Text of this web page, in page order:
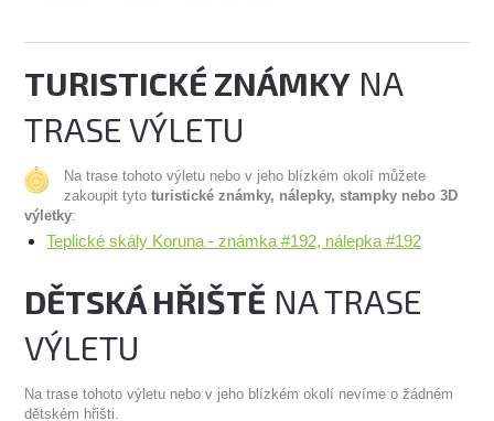
TURISTICKÉ ZNÁMKY NA
TRASE VÝLETU
Na trase tohoto výletu nebo v jeho blízkém okolí můžete
zakoupit tytoturistické známky, nálepky, stampky nebo 3D
výletky:
Teplické skály Koruna - známka #192, nálepka #192
DĚTSKÁ HŘIŠTĚ NA TRASE
VÝLETU
Na trase tohoto výletu nebo v jeho blízkém okolí nevíme o žádném
dětském hřišti.